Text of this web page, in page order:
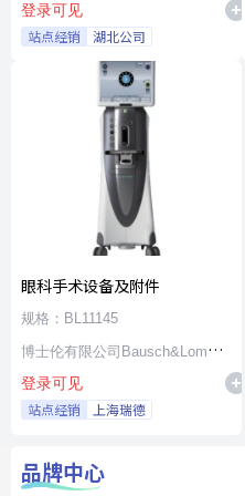
登录可见
站点经销 湖北公司
眼科手术设备及附件
规格：BL11145
博士伦有限公司Bausch&Lomb
Incorporated
登录可见
站点经销 上海瑞德
品牌中心